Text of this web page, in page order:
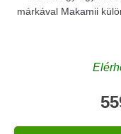
márkával Makamii